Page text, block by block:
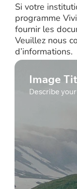
Si votre
programme
fournir les
Veuillez nous
d’informations.
Image
Describe